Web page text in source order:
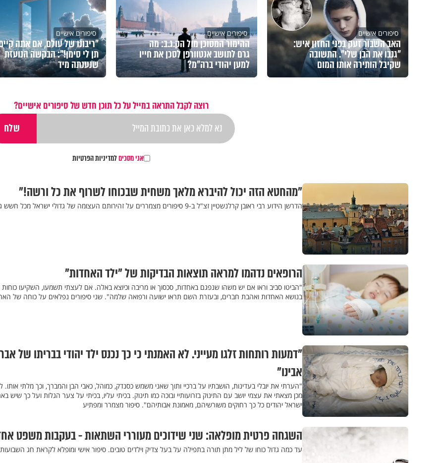
סיפורים אישיים
האב השבור זעק בפני החזון איש:
"גנבו את הבן שלי". התשובה
שקיבל הותירה אותו המום
סיפורים אישיים
ההימור המסוכן מול הק.ג.ב: מה
גרם לתושב אנטוורפן לסכן את חייו
למען יהודי ברה"מ?
סיפורים אישיים
"ריבונו של עולם, אם אתה
תן לי סימן!": הבקשה הנועזת
שנענתה מיד
רוצה לקבל התראה במייל על כל תוכן חדש של סיפורים אישיים?
אני מסכיםלמדיניות הפרטיות
"מהחטא הזה יכול להיברא מלאך משחית שבכוחו לשרוף את כל ורשה!"
הדרשן הידוע רבי ראובן קרלנשטיין זצ"ל ב-9 סיפורים מצמררים על זהירותם העצומה של גדולי ישראל מכל חשש גזל
הרופאים נדהמו למראה תוצאות הבדיקות של "ילד האחדות"
"הביטו סביב וראו אם יש משהו שנפגם באחדות, סכסוך או מריבה וכיוצא באלה. אם לעצתי תשמעו, השקיעו כוחות
בנושא האחדות ואהבת חברים, ובעזרת השם תראו ישועה ורפואה שלמה". שני סיפורים נפלאים על כוחה של
"דמעות רותחות זלגו מעייני. לא האמנתי כי כך נכנס ילד יהודי בבריתו של
אבינו"
"הערתי את יובלי בעדינות, הושבתיו על ברכיי ותוך שאני משמש כסנדק, כמוהל, כאבי הבן והמברך, וכך מלתי אותו.
מכן מצאתי את עצמי יושב עם התינוק בזרועותיי ובוכה כמו תינוק. בכיתי עליו, בכיתי על צער הגלות ועל כך שיש
ישראל יהודים כל כך רחוקים משורשיהם, מאמונת אבותיהם". סיפור מצמרר ומפתיע
השגחה פרטית מופלאה: שני שידוכים מעוררי השתאות - בעקבות משפט
עד כמה גדול כוחו של ליל מתן תורה בתפילה על בעל צדיק וילדים טובים. סיפור אישי ומופלא לקראת חג השבועות